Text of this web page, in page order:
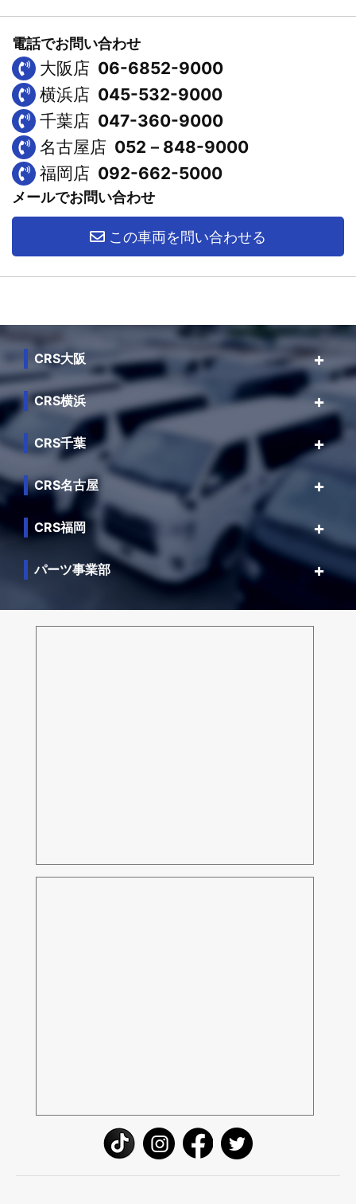
電話でお問い合わせ
大阪店 06-6852-9000
横浜店 045-532-9000
千葉店 047-360-9000
名古屋店 052－848-9000
福岡店 092-662-5000
メールでお問い合わせ
この車両を問い合わせる
CRS大阪
CRS横浜
CRS千葉
CRS名古屋
CRS福岡
パーツ事業部